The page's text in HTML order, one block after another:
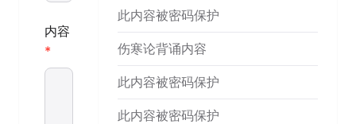
内容
此内容被密码保护
伤寒论背诵内容
此内容被密码保护
此内容被密码保护